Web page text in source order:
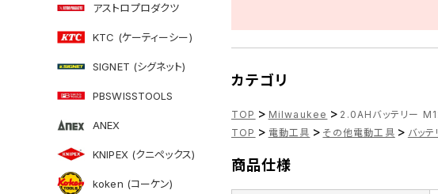
アストロプロダクツ
KTC (ケーティーシー)
SIGNET (シグネット)
PBSWISSTOOLS
ANEX
KNIPEX (クニペックス)
koken (コーケン)
カテゴリ
TOP > Milwaukee > 2.0AHバッテリー
TOP > 電動工具 > その他電動工具 > バッ
商品仕様